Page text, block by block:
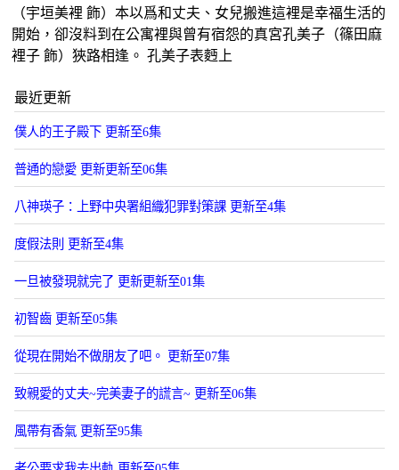
（宇垣美裡 飾）本以爲和丈夫、女兒搬進這裡是幸福生活的
開始，卻沒料到在公寓裡與曾有宿怨的真宮孔美子（篠田麻
裡子 飾）狹路相逢。 孔美子表麪上
最近更新
僕人的王子殿下 更新至6集
普通的戀愛 更新更新至06集
八神瑛子：上野中央署組織犯罪對策課 更新至4集
度假法則 更新至4集
一旦被發現就完了 更新更新至01集
初智齒 更新至05集
從現在開始不做朋友了吧。 更新至07集
致親愛的丈夫~完美妻子的謊言~ 更新至06集
風帶有香氣 更新至95集